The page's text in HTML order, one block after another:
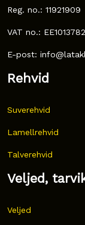
Reg. no.: 11921909
VAT no.:
E-post:
Rehvid
Suverehvid
Lamellrehvid
Talverehvid
Veljed,
Veljed